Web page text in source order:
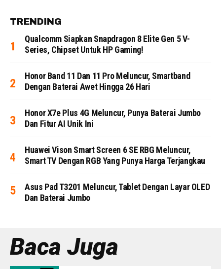
TRENDING
Qualcomm Siapkan Snapdragon 8 Elite Gen 5 V-
Series, Chipset Untuk HP Gaming!
Honor Band 11 Dan 11 Pro Meluncur, Smartband
Dengan Baterai Awet Hingga 26 Hari
Honor X7e Plus 4G Meluncur, Punya Baterai Jumbo
Dan Fitur AI Unik Ini
Huawei Vison Smart Screen 6 SE RBG Meluncur,
Smart TV Dengan RGB Yang Punya Harga Terjangkau
Asus Pad T3201 Meluncur, Tablet Dengan Layar OLED
Dan Baterai Jumbo
Baca Juga